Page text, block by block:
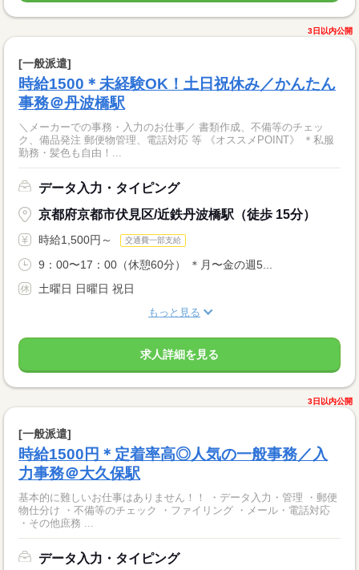
3日以内公開
[一般派遣]
時給1500＊未経験OK！土日祝休み／かんたん
事務＠丹波橋駅
＼メーカーでの事務・入力のお仕事／ 書類作成、不備等のチェッ
ク、備品発注 郵便物管理、電話対応 等 《オススメPOINT》 ＊私服
勤務・髪色も自由！...
データ入力・タイピング
京都府京都市伏見区/近鉄丹波橋駅（徒歩 15分）
時給1,500円～ 交通費一部支給
9：00〜17：00（休憩60分） ＊月〜金の週5...
土曜日 日曜日 祝日
もっと見る
求人詳細を見る
3日以内公開
[一般派遣]
時給1500円＊定着率高◎人気の一般事務／入
力事務＠大久保駅
基本的に難しいお仕事はありません！！ ・データ入力・管理 ・郵便
物仕分け ・不備等のチェック ・ファイリング ・メール・電話対応
・その他庶務 ...
データ入力・タイピング